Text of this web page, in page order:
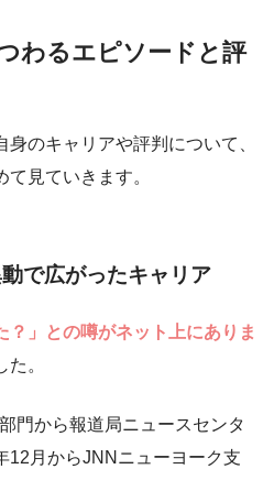
わるエピソードと評
のキャリアや評判について、
見ていきます。
で広がったキャリア
？」との噂がネット上にありま
た。
門から報道局ニュースセンタ
12月からJNNニューヨーク支